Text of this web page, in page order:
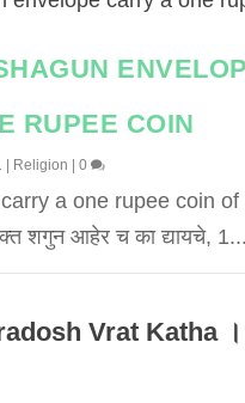
RUPEE COIN
Religion 0
a one rupee coin of
शगुन आहेर च का द्यायचे, 1...
Vrat Katha ।